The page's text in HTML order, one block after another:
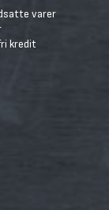
varer
kredit